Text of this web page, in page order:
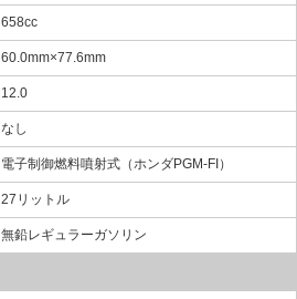
658cc
60.0mm×77.6mm
12.0
なし
電子制御燃料噴射式（ホンダPGM-FI）
27リットル
無鉛レギュラーガソリン